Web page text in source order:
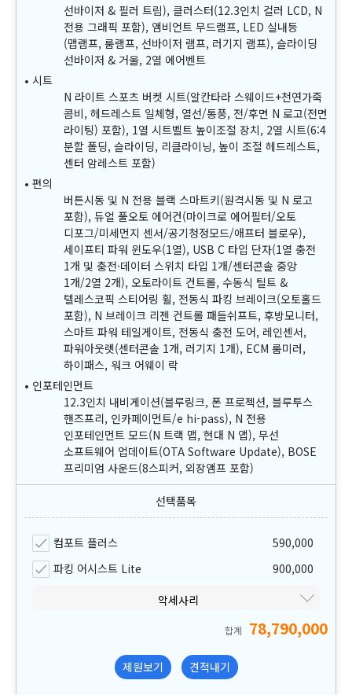
선바이저 & 필러 트림), 클러스터(12.3인치 컬러 LCD, N
전용 그래픽 포함), 앰비언트 무드램프, LED 실내등
(맵램프, 룸램프, 선바이저 램프, 러기지 램프), 슬라이딩
선바이저 & 거울, 2열 에어벤트
시트
N 라이트 스포츠 버켓 시트(알칸타라 스웨이드+천연가죽
콤비, 헤드레스트 일체형, 열선/통풍, 전/후면 N 로고(전면
라이팅) 포함), 1열 시트벨트 높이조절 장치, 2열 시트(6:4
분할 폴딩, 슬라이딩, 리클라이닝, 높이 조절 헤드레스트,
센터 암레스트 포함)
편의
버튼시동 및 N 전용 블랙 스마트키(원격시동 및 N 로고
포함), 듀얼 풀오토 에어컨(마이크로 에어필터/오토
디포그/미세먼지 센서/공기청정모드/애프터 블로우),
세이프티 파워 윈도우(1열), USB C 타입 단자(1열 충전
1개 및 충전·데이터 스위치 타입 1개/센터콘솔 중앙
1개/2열 2개), 오토라이트 컨트롤, 수동식 틸트 &
텔레스코픽 스티어링 휠, 전동식 파킹 브레이크(오토홀드
포함), N 브레이크 리젠 컨트롤 패들쉬프트, 후방모니터,
스마트 파워 테일게이트, 전동식 충전 도어, 레인센서,
파워아웃렛(센터콘솔 1개, 러기지 1개), ECM 룸미러,
하이패스, 워크 어웨이 락
인포테인먼트
12.3인치 내비게이션(블루링크, 폰 프로젝션, 블루투스
핸즈프리, 인카페이먼트/e hi-pass), N 전용
인포테인먼트 모드(N 트랙 맵, 현대 N 앱), 무선
소프트웨어 업데이트(OTA Software Update), BOSE
프리미엄 사운드(8스피커, 외장앰프 포함)
컴포트 플러스
590,000
파킹 어시스트 Lite
900,000
악세사리
합계 78,790,000
제원보기 견적내기